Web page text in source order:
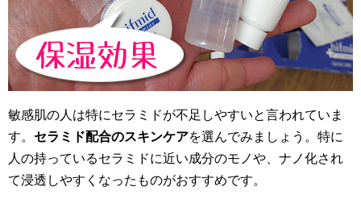
敏感肌の人は特にセラミドが不足しやすいと言われていま
す。 セラミド配合のスキンケアを選んでみましょう。特に
人の持っているセラミドに近い成分のモノや、ナノ化され
て浸透しやすくなったものがおすすめです。